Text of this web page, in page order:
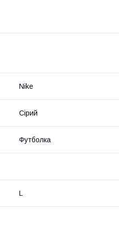
Nike
Сірий
Футболка
L